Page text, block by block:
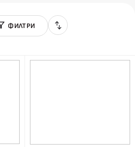
ФИЛТРИ